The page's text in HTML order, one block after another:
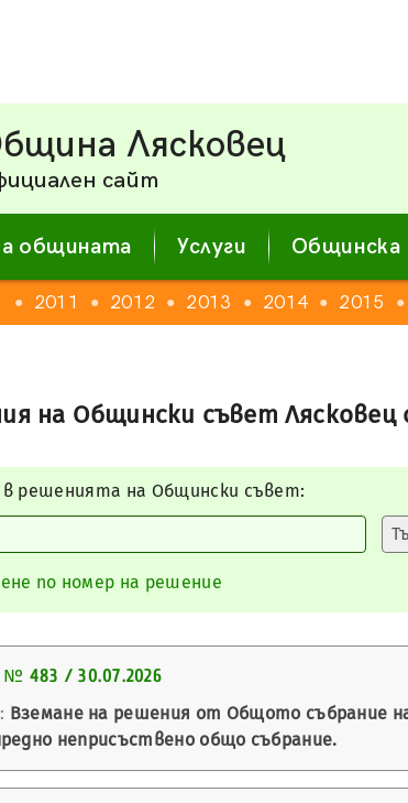
Лясковец
сайт
общината Услуги Общинска
● 2011 ● 2012 ● 2013 ● 2014 ● 2015 ●
на Общински съвет Лясковец
в решенията на Общински съвет:
по номер на решение
№ 483 / 30.07.2026
Вземане на решения от Общото събрание
неприсъствено общо събрание.